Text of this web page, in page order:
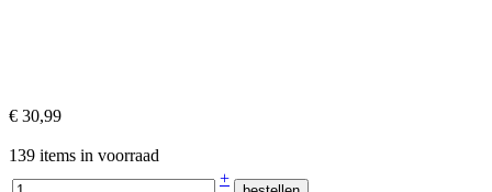
€ 30,99
139 items in voorraad
+